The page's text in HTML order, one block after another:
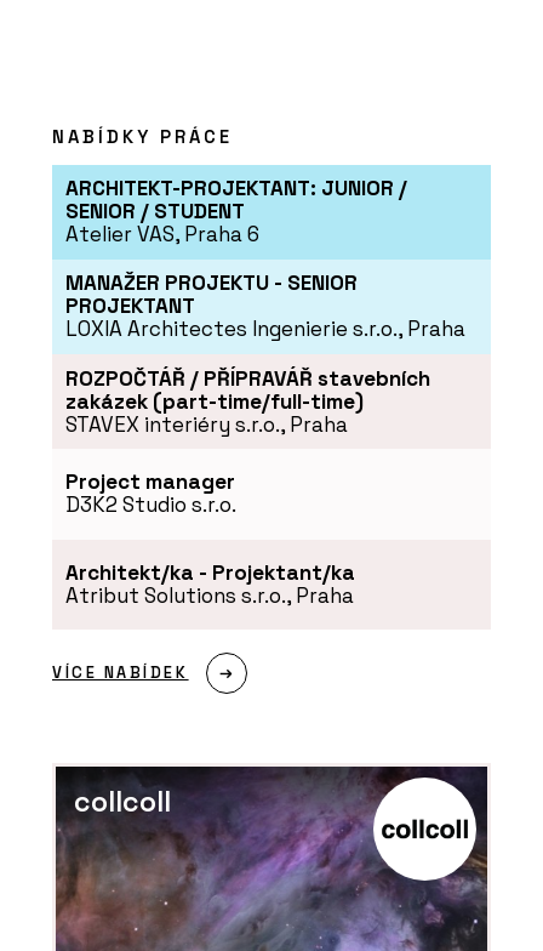
NABÍDKY PRÁCE
ARCHITEKT-PROJEKTANT: JUNIOR /
SENIOR / STUDENT
Atelier VAS, Praha 6
MANAŽER PROJEKTU - SENIOR
PROJEKTANT
LOXIA Architectes Ingenierie s.r.o., Praha
ROZPOČTÁŘ / PŘÍPRAVÁŘ stavebních
zakázek (part-time/full-time)
STAVEX interiéry s.r.o., Praha
Project manager
D3K2 Studio s.r.o.
Architekt/ka - Projektant/ka
Atribut Solutions s.r.o., Praha
VÍCE NABÍDEK
collcoll